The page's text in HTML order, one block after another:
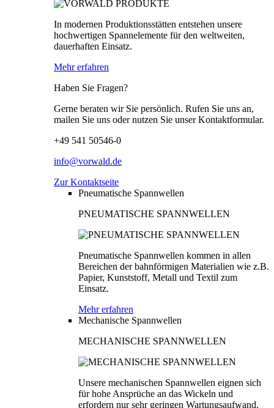
In modernen Produktionsstätten entstehen unsere
hochwertigen Spannelemente für den weltweiten,
dauerhaften Einsatz.
Mehr erfahren
Haben Sie Fragen?
Gerne beraten wir Sie persönlich. Rufen Sie uns an,
mailen Sie uns oder nutzen Sie unser Kontaktformular.
+49 541 50546-0
info@vorwald.de
Zur Kontaktseite
Pneumatische Spannwellen
PNEUMATISCHE SPANNWELLEN
Pneumatische Spannwellen kommen in allen
Bereichen der bahnförmigen Materialien wie z.B.
Papier, Kunststoff, Metall und Textil zum
Einsatz.
Mehr erfahren
Mechanische Spannwellen
MECHANISCHE SPANNWELLEN
Unsere mechanischen Spannwellen eignen sich
für hohe Ansprüche an das Wickeln und
erfordern nur sehr geringen Wartungsaufwand.